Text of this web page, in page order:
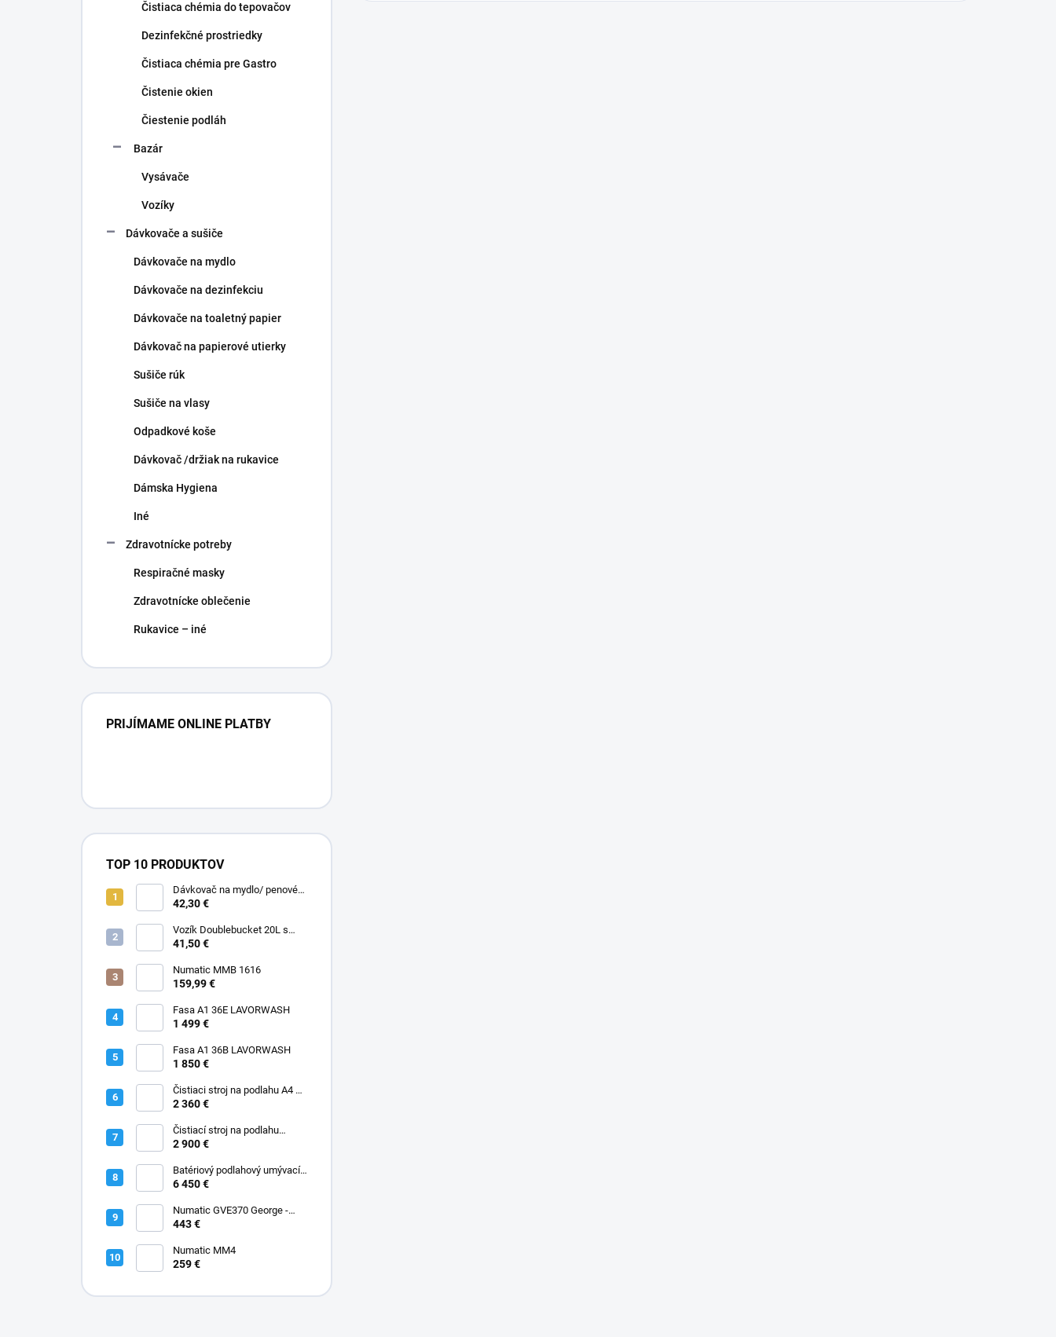
Čistiaca chémia do tepovačov
Dezinfekčné prostriedky
Čistiaca chémia pre Gastro
Čistenie okien
Čiestenie podláh
Bazár
Vysávače
Vozíky
Dávkovače a sušiče
Dávkovače na mydlo
Dávkovače na dezinfekciu
Dávkovače na toaletný papier
Dávkovač na papierové utierky
Sušiče rúk
Sušiče na vlasy
Odpadkové koše
Dávkovač /držiak na rukavice
Dámska Hygiena
Iné
Zdravotnícke potreby
Respiračné masky
Zdravotnícke oblečenie
Rukavice – iné
PRIJÍMAME ONLINE PLATBY
TOP 10 PRODUKTOV
Dávkovač na mydlo/ penové
mydlo / gél
42,30 €
Vozík Doublebucket 20L s
horizontálnym lisom
41,50 €
Numatic MMB 1616
159,99 €
Fasa A1 36E LAVORWASH
1 499 €
Fasa A1 36B LAVORWASH
1 850 €
Čistiaci stroj na podlahu A4 45
B Fasa
2 360 €
Čistiací stroj na podlahu
batériový A5 EVO 50 B Fasa
2 900 €
Batériový podlahový umývací
stroj A12 Rider Fasa
6 450 €
Numatic GVE370 George -
Kobercový extraktor s
443 €
Numatic MM4
259 €